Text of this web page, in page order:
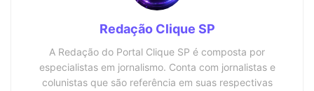
Redação Clique SP
A Redação do Portal Clique SP é composta por
especialistas em jornalismo. Conta com jornalistas e
colunistas que são referência em suas respectivas